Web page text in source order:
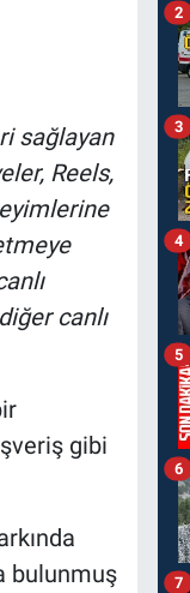
sağlayan
Reels,
canlı
gibi
bulunmuş
2
3
4
5
6
7